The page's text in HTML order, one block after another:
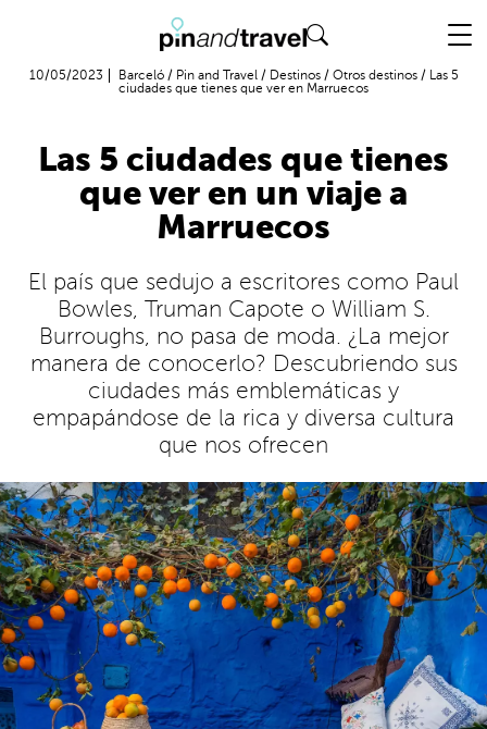
10/05/2023 Barceló / Pin and Travel / Destinos / Otros destinos / Las 5
ciudades que tienes que ver en Marruecos
Las 5 ciudades que tienes
que ver en un viaje a
Marruecos
El país que sedujo a escritores como Paul
Bowles, Truman Capote o William S.
Burroughs, no pasa de moda. ¿La mejor
manera de conocerlo? Descubriendo sus
ciudades más emblemáticas y
empapándose de la rica y diversa cultura
que nos ofrecen